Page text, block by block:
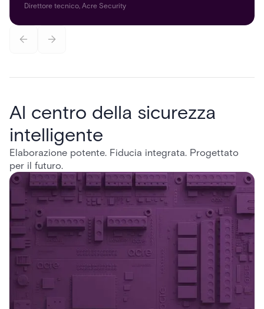
Direttore tecnico, Acre Security
Al centro della sicurezza
intelligente
Elaborazione potente. Fiducia integrata. Progettato
per il futuro.